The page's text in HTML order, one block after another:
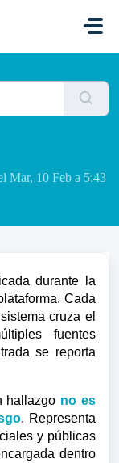
Mar, 10 Feb a 5:43
durante la
Cada
cruza el
fuentes
se reporta
hallazgo no es
. Representa
y públicas
dentro